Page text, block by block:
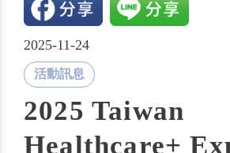
2025-11-24
活動訊息
2025 Taiwan
Healthcare+